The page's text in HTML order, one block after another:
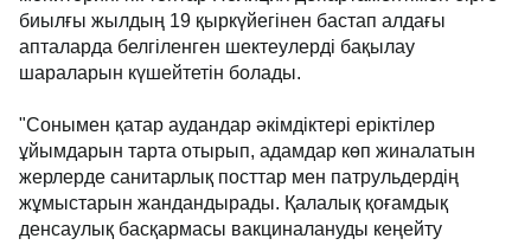
биылғы жылдың 19 қыркүйегінен бастап алдағы
апталарда белгіленген шектеулерді бақылау
шараларын күшейтетін болады.
"Сонымен қатар аудандар әкімдіктері еріктілер
ұйымдарын тарта отырып, адамдар көп жиналатын
жерлерде санитарлық посттар мен патрульдердің
жұмыстарын жандандырады. Қалалық қоғамдық
денсаулық басқармасы вакциналануды кеңейту